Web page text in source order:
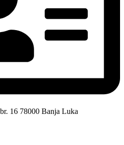
16 78000 Banja Luka